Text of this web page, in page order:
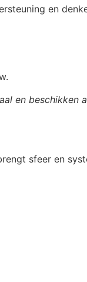
en
en
sfeer en